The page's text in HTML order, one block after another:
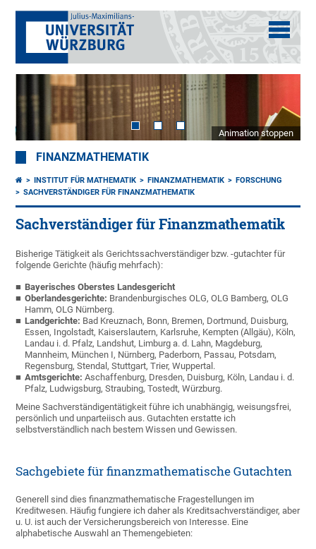
Animation stoppen
FINANZMATHEMATIK
INSTITUT FÜR MATHEMATIK FINANZMATHEMATIK
FORSCHUNG
SACHVERSTÄNDIGER FÜR FINANZMATHEMATIK
Sachverständiger für Finanzmathematik
Bisherige Tätigkeit als Gerichtssachverständiger bzw. -gutachter für
folgende Gerichte (häufig mehrfach):
Bayerisches Oberstes Landesgericht
Oberlandesgerichte: Brandenburgisches OLG, OLG Bamberg, OLG
Hamm, OLG Nürnberg.
Landgerichte: Bad Kreuznach, Bonn, Bremen, Dortmund, Duisburg,
Essen, Ingolstadt, Kaiserslautern, Karlsruhe, Kempten (Allgäu), Köln,
Landau i. d. Pfalz, Landshut, Limburg a. d. Lahn, Magdeburg,
Mannheim, München I, Nürnberg, Paderborn, Passau, Potsdam,
Regensburg, Stendal, Stuttgart, Trier, Wuppertal.
Amtsgerichte: Aschaffenburg, Dresden, Duisburg, Köln, Landau i. d.
Pfalz, Ludwigsburg, Straubing, Tostedt, Würzburg.
Meine Sachverständigentätigkeit führe ich unabhängig, weisungsfrei,
persönlich und unparteiisch aus. Gutachten erstatte ich
selbstverständlich nach bestem Wissen und Gewissen.
Sachgebiete für finanzmathematische Gutachten
Generell sind dies finanzmathematische Fragestellungen im
Kreditwesen. Häufig fungiere ich daher als Kreditsachverständiger, aber
u. U. ist auch der Versicherungsbereich von Interesse. Eine
alphabetische Auswahl an Themengebieten: